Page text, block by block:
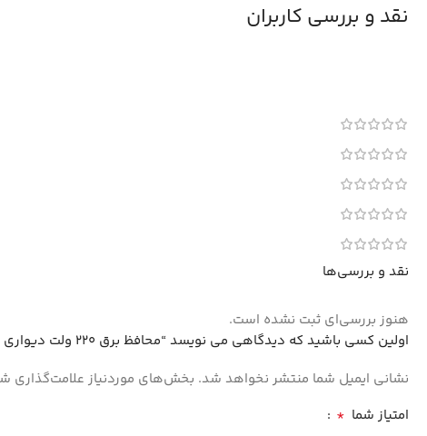
نقد و بررسی کاربران
نقد و بررسی‌ها
هنوز بررسی‌ای ثبت نشده است.
اولین کسی باشید که دیدگاهی می نویسد “محافظ برق 220 ولت دیواری اعتماد مخصوص یخچال”
نشانی ایمیل شما منتشر نخواهد شد. بخش‌های موردنیاز علامت‌گذاری
امتیاز شما *